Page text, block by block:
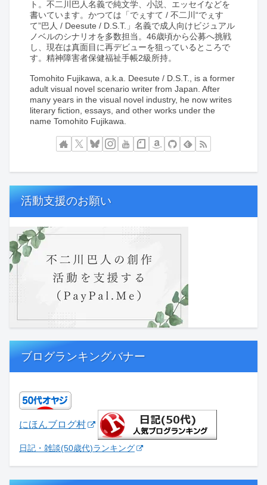
ト。不二川巴人名義で純文学、小説、エッセイなどを
書いています。かつては「でぇすて / 不二川“でぇす
て”巴人 / Deesute / D.S.T.」名義で成人向けビジュアル
ノベルのシナリオを多数担当。46歳頃から公募へ挑戦
し、現在は真面目に再デビューを狙っているところで
す。精神障害者保健福祉手帳2級所持。
Tomohito Fujikawa, a.k.a. Deesute / D.S.T., is a former
adult visual novel scenario writer from Japan. After
many years in the visual novel industry, he now writes
literary fiction, essays, and other works under the
name Tomohito Fujikawa.
活動支援のお願い
ブログランキングバナー
にほんブログ村
日記・雑談(50歳代)ランキング